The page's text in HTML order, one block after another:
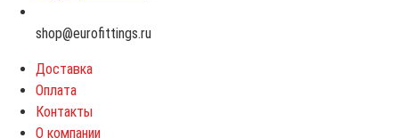
shop@eurofittings.ru
Доставка
Оплата
Контакты
О компании